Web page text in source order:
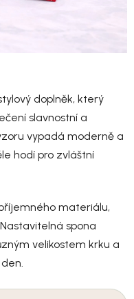
doplněk, který
slavnostní a
vypadá moderně a
hodí pro zvláštní
materiálu,
spona
velikostem krku a